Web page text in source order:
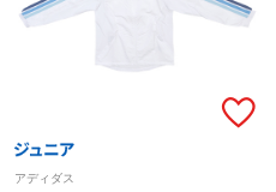
アディダス